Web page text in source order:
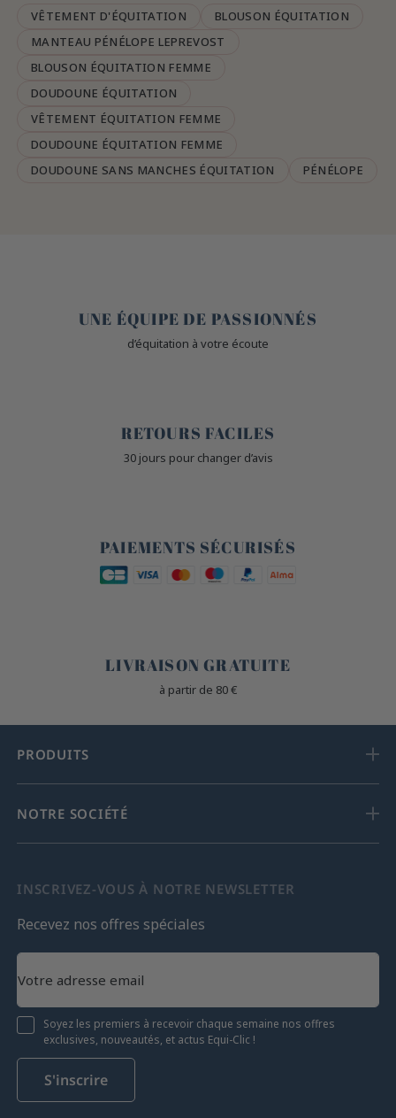
VÊTEMENT D'ÉQUITATION
BLOUSON ÉQUITATION
MANTEAU PÉNÉLOPE LEPREVOST
BLOUSON ÉQUITATION FEMME
DOUDOUNE ÉQUITATION
VÊTEMENT ÉQUITATION FEMME
DOUDOUNE ÉQUITATION FEMME
DOUDOUNE SANS MANCHES ÉQUITATION
PÉNÉLOPE
UNE ÉQUIPE DE PASSIONNÉS
d’équitation à votre écoute
RETOURS FACILES
30 jours pour changer d’avis
PAIEMENTS SÉCURISÉS
LIVRAISON GRATUITE
à partir de 80 €
PRODUITS
NOTRE SOCIÉTÉ
INSCRIVEZ-VOUS À NOTRE NEWSLETTER
Recevez nos offres spéciales
Soyez les premiers à recevoir chaque semaine nos offres
exclusives, nouveautés, et actus Equi-Clic !
S'inscrire